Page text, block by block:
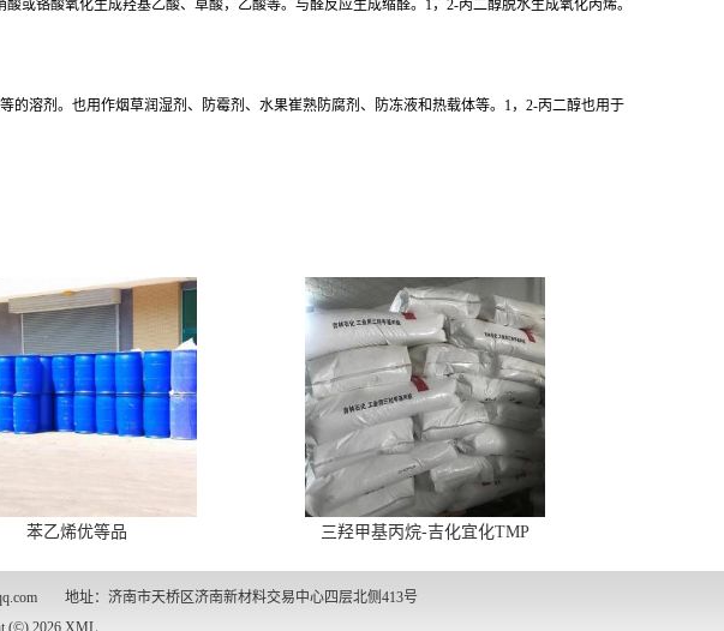
铬酸氧化生成羟基乙酸、草酸，乙酸等。与醛反应生成缩醛。1，2-丙二醇脱水生成氧化丙烯。
溶剂。也用作烟草润湿剂、防霉剂、水果崔熟防腐剂、防冻液和热载体等。1，2-丙二醇也用于
苯乙烯优等品 三羟甲基丙烷-吉化宜化TMP
地址：济南市天桥区济南新材料交易中心四层北侧413号
(©) 2026 XML